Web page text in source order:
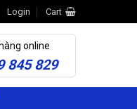
Login Cart
online
845 829